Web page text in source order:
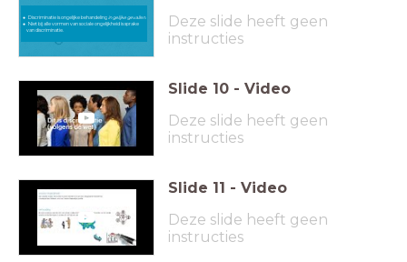
Discriminatie is ongelijke behandelingin gelijke gevallen.
Niet bij alle vormen van sociale ongelijkheid is sprake
van discriminatie.
Deze slide heeft geen
instructies
Slide 10 - Video
Deze slide heeft geen
instructies
Slide 11 - Video
Deze slide heeft geen
instructies